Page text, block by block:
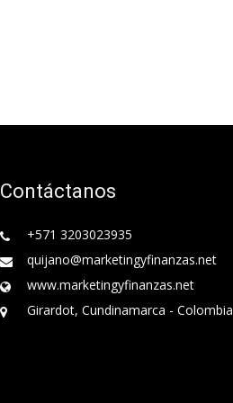
Contáctanos
+571 3203023935
quijano@marketingyfinanzas.net
www.marketingyfinanzas.net
Girardot, Cundinamarca - Colombia